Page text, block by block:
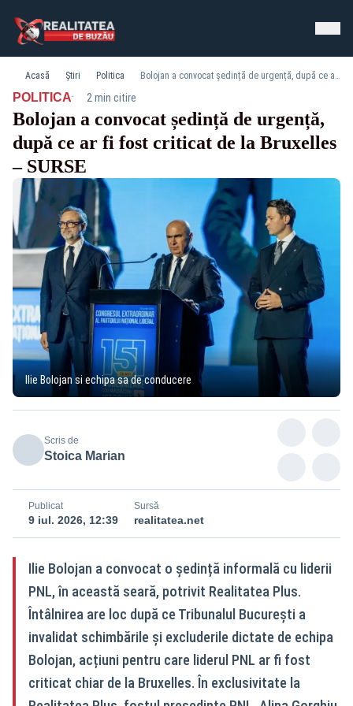
Acasă Știri Politica Bolojan a convocat ședință de urgență, după ce ar fi fost criticat de la Bruxelles – SURSE
POLITICA· 2 min citire
Bolojan a convocat ședință de urgență,
după ce ar fi fost criticat de la Bruxelles
– SURSE
Ilie Bolojan si echipa sa de conducere
Scris de
Stoica Marian
Publicat
9 iul. 2026, 12:39
Sursă
realitatea.net
Ilie Bolojan a convocat o ședință informală cu liderii
PNL, în această seară, potrivit Realitatea Plus.
Întâlnirea are loc după ce Tribunalul București a
invalidat schimbările și excluderile dictate de echipa
Bolojan, acțiuni pentru care liderul PNL ar fi fost
criticat chiar de la Bruxelles. În exclusivitate la